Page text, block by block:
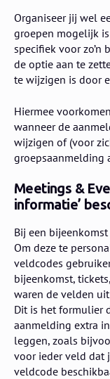
Organiseer jij wel
groepen mogelijk
specifiek voor
de optie aan te
te wijzigen is door
Hiermee
wanneer de
wijzigen of (voor
groepsaanmelding
Meetings &
informatie’
Bij een
Om deze te
veldcodes
bijeenkomst,
waren de velden
Dit is het formulier
aanmelding extra
leggen, zoals
voor ieder veld dat
veldcode